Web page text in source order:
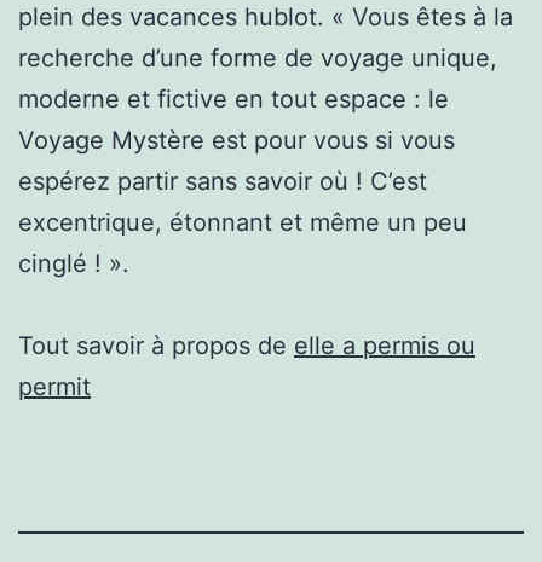
plein des vacances hublot. « Vous êtes à la
recherche d’une forme de voyage unique,
moderne et fictive en tout espace : le
Voyage Mystère est pour vous si vous
espérez partir sans savoir où ! C’est
excentrique, étonnant et même un peu
cinglé ! ».
Tout savoir à propos de elle a permis ou
permit